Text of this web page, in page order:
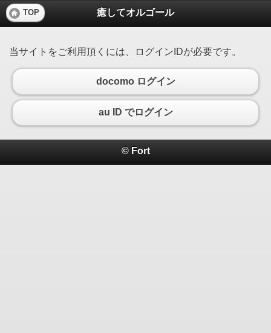
TOP 癒してオルゴール
当サイトをご利用頂くには、ログインIDが必要です。
docomo ログイン
au ID でログイン
© Fort